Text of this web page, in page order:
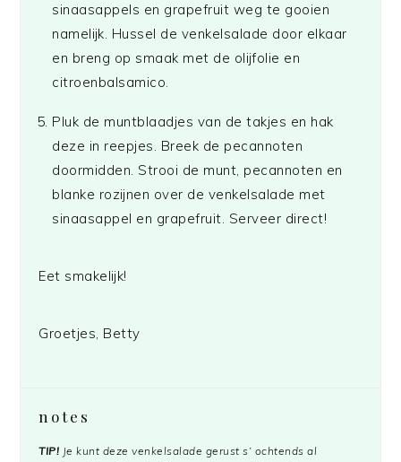
sinaasappels en grapefruit weg te gooien
namelijk. Hussel de venkelsalade door elkaar
en breng op smaak met de olijfolie en
citroenbalsamico.
Pluk de muntblaadjes van de takjes en hak
deze in reepjes. Breek de pecannoten
doormidden. Strooi de munt, pecannoten en
blanke rozijnen over de venkelsalade met
sinaasappel en grapefruit. Serveer direct!
Eet smakelijk!
Groetjes, Betty
notes
TIP! Je kunt deze venkelsalade gerust s’ ochtends al